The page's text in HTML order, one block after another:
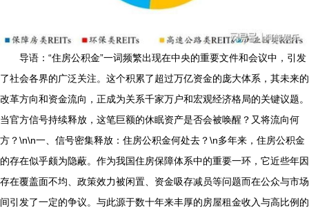
导语：“住房公积金”一词频繁出现在中央的重要文件和会议中，引发
了社会各界的广泛关注。这个积累了超过万亿资金的庞大体系，其未来的
改革方向和资金流向，正成为关系千家万户和宏观经济格局的关键议题。
当官方信号持续释放，这笔巨额的休眠资产是否会被唤醒？又将流向何
方？\n\n一、信号密集释放：住房公积金何处去？\n多年来，住房公积金
的存在似乎颇为隐蔽。作为我国住房保障体系中的重要一环，它近些年因
存在覆盖面不均、政策效力被闲置、资金吸存减员等问题而在公众与市场
间引发了一定的争议。与此源于数十年来丰厚的房屋租金收入与高比例的